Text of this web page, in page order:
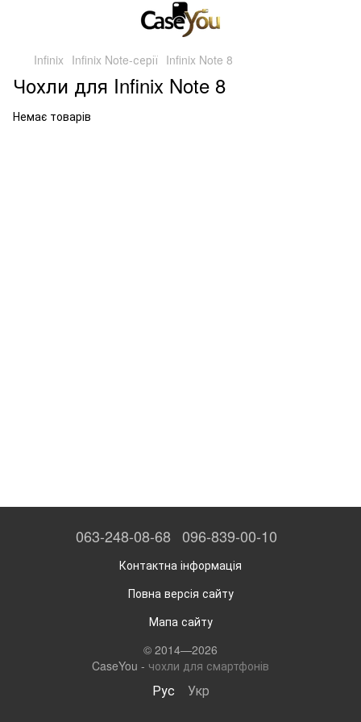
Infinix Infinix Note-серії Infinix Note 8
Чохли для Infinix Note 8
Немає товарів
063-248-08-68 096-839-00-10
Контактна інформація
Повна версія сайту
Мапа сайту
© 2014—2026
CaseYou - чохли для смартфонів
Рус Укр